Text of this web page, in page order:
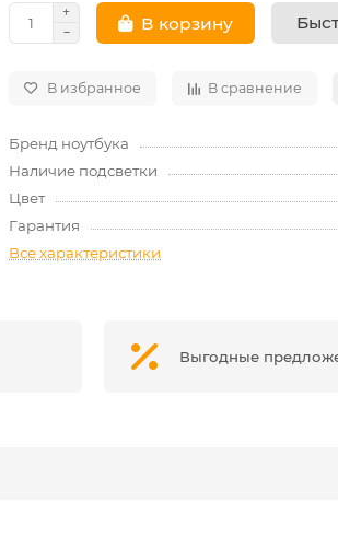
В корзину
В избранное В сравнение
Бренд ноутбука
Наличие подсветки
Цвет
Гарантия
Все характеристики
Выгодные